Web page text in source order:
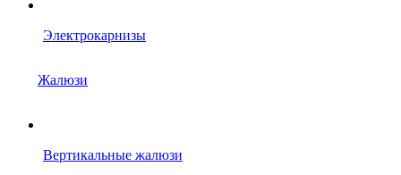
Электрокарнизы
Жалюзи
Вертикальные жалюзи